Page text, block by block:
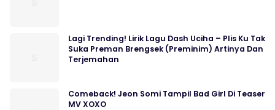
Lagi Trending! Lirik Lagu Dash Uciha – Plis Ku Tak
Suka Preman Brengsek (Preminim) Artinya Dan
Terjemahan
Comeback! Jeon Somi Tampil Bad Girl Di Teaser
MV XOXO